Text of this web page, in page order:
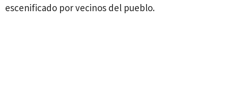
escenificado por vecinos del pueblo.